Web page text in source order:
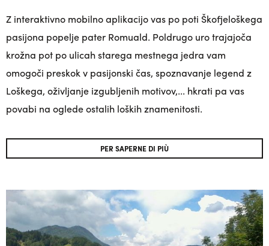
Z interaktivno mobilno aplikacijo vas po poti Škofjeloškega
pasijona popelje pater Romuald. Poldrugo uro trajajoča
krožna pot po ulicah starega mestnega jedra vam
omogoči preskok v pasijonski čas, spoznavanje legend z
Loškega, oživljanje izgubljenih motivov,... hkrati pa vas
povabi na oglede ostalih loških znamenitosti.
PER SAPERNE DI PIÙ